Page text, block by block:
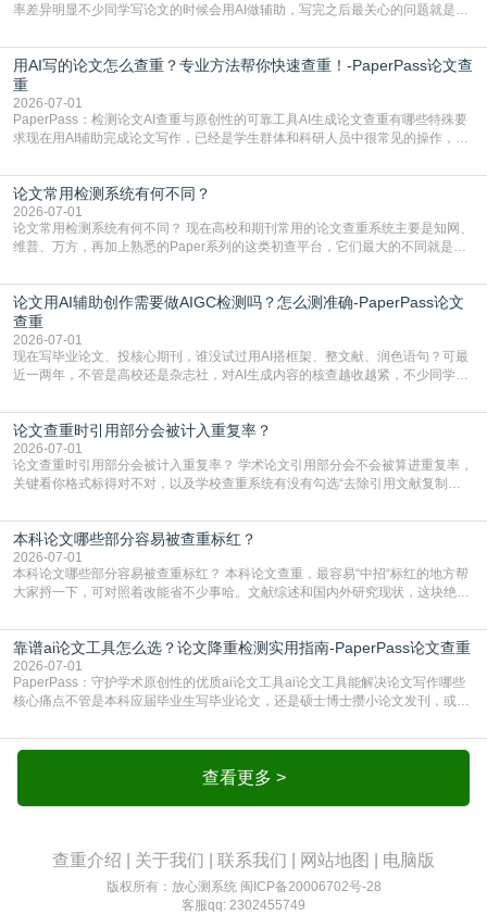
率差异明显不少同学写论文的时候会用AI做辅助，写完之后最关心的问题就是ai
实际情况和大家想的不太一样。AI训练依赖海量公开学术文献、网络内容，生成
内容本质是按照语义概率拼接已有内容，很容易和已发布的作品撞重复，甚至会
直接引用整段已有内容，所以查重率偏高是
用AI写的论文怎么查重？专业方法帮你快速查重！-PaperPass论文查
重
2026-07-01
PaperPass：检测论文AI查重与原创性的可靠工具AI生成论文查重有哪些特殊要
求现在用AI辅助完成论文写作，已经是学生群体和科研人员中很常见的操作，不
但很多人忽略了，AI生成的内容天生带有重复风险——训练AI的数据集本身就包
含大量已公开的学术内容、网络原创内容，AI输出内容时很容易无意识拼接出重
复片
论文常用检测系统有何不同？
2026-07-01
论文常用检测系统有何不同？ 现在高校和期刊常用的论文查重系统主要是知网、
维普、万方，再加上熟悉的Paper系列的这类初查平台，它们最大的不同就是数
查数值误导。知网（CNKI）是学校定稿检测的绝对主流。本科用PMLC，含大学
生联合比对库，能比历届学长论文，硕博用VIP/TMLC，含学术论文联合比对
库，期刊投稿用AMLMC/SML
论文用AI辅助创作需要做AIGC检测吗？怎么测准确-PaperPass论文
查重
2026-07-01
现在写毕业论文、投核心期刊，谁没试过用AI搭框架、整文献、润色语句？可最
近一两年，不管是高校还是杂志社，对AI生成内容的核查越收越紧，不少同学投
真的太亏。提前做AIGC检测，已经成了很多过来人交稿前必做的一步。为什么
AIGC检测成了论文答辩投稿前的必备项？可能还有不少人觉得，我就用AI搭了个
框架，内容都是自己写的，至于做AIG
论文查重时引用部分会被计入重复率？
2026-07-01
论文查重时引用部分会被计入重复率？ 学术论文引用部分会不会被算进重复率，
关键看你格式标得对不对，以及学校查重系统有没有勾选“去除引用文献复制
独占一行，每条文献用[1][2]方括号编号、与正文一一对应，著录项符合GB/T
7714（作者、题名、刊名、年、卷期、页码齐全，标点用半角）；查重系统识别
成功后通常把这段标为引用，
本科论文哪些部分容易被查重标红？
2026-07-01
本科论文哪些部分容易被查重标红？ 本科论文查重，最容易“中招“标红的地方帮
大家捋一下，可对照着改能省不少事哈。文献综述和国内外研究现状，这块绝对
乎一模一样的话，你要是直接复制百度百科、教材或别人写好的综述段落，系统
一抓一个准，整段飘红。研究背景、意义和方法描述也是不可避免，比如“本文采
用问卷调查法““运用SPSS软件进行数据分
靠谱ai论文工具怎么选？论文降重检测实用指南-PaperPass论文查重
2026-07-01
PaperPass：守护学术原创性的优质ai论文工具ai论文工具能解决论文写作哪些
核心痛点不管是本科应届毕业生写毕业论文，还是硕士博士攒小论文发刊，或是
自己逐句读逐句改，熬好几个大夜不说，还经常改不到点上，交上去才发现重复
率超标，再返工太折腾。现在有了成熟的ai论文工具，这些痛点基本都能高效解
决。靠谱的ai论文工具，不止能帮你梳查看更多 >
查重介绍 关于我们 联系我们 网站地图 电脑版
版权所有：放心测系统 闽ICP备20006702号-28
客服qq: 2302455749